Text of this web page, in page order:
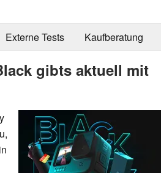
Externe Tests Kaufberatung
gibts aktuell mit